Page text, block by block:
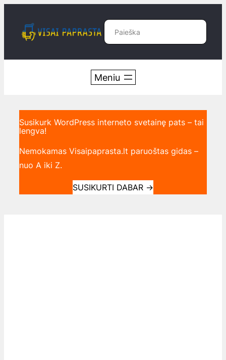
turinio
Paieška
Susikurk WordPress interneto svetainę pats – tai
lengva!
Nemokamas Visaipaprasta.lt paruoštas gidas –
nuo A iki Z.
SUSIKURTI DABAR →